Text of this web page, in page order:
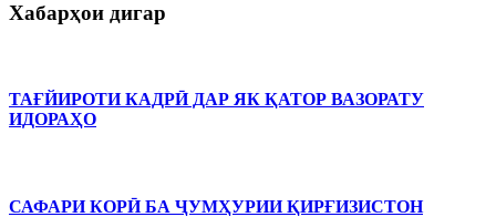
Хабарҳои дигар
ТАҒЙИРОТИ КАДРӢ ДАР ЯК ҚАТОР ВАЗОРАТУ
ИДОРАҲО
САФАРИ КОРӢ БА ҶУМҲУРИИ ҚИРҒИЗИСТОН